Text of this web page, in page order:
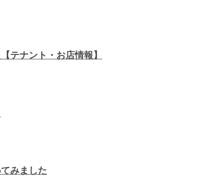
テナント・お店情報】
みました